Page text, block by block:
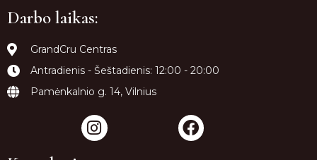
Darbo laikas:
GrandCru Centras
Antradienis - Šeštadienis: 12:00 - 20:00
Pamėnkalnio g. 14, Vilnius